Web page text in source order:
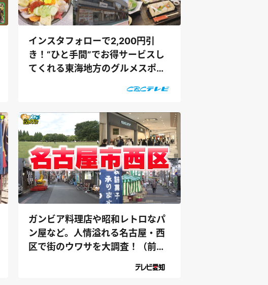
インスタフォローで2,200円引
き！“ひと手間”でお得サービスし
てくれる東海地方のグルメスポッ
ガンビア料理店や昭和レトロなパ
ン屋など。人情溢れる名古屋・西
区で街のウワサを大調査！（前